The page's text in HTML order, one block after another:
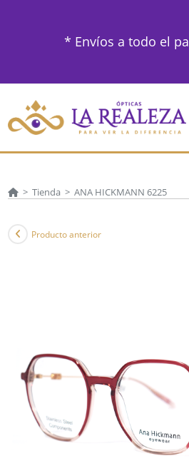
* Envíos a todo el
> Tienda > ANA HICKMANN 6225
Producto anterior